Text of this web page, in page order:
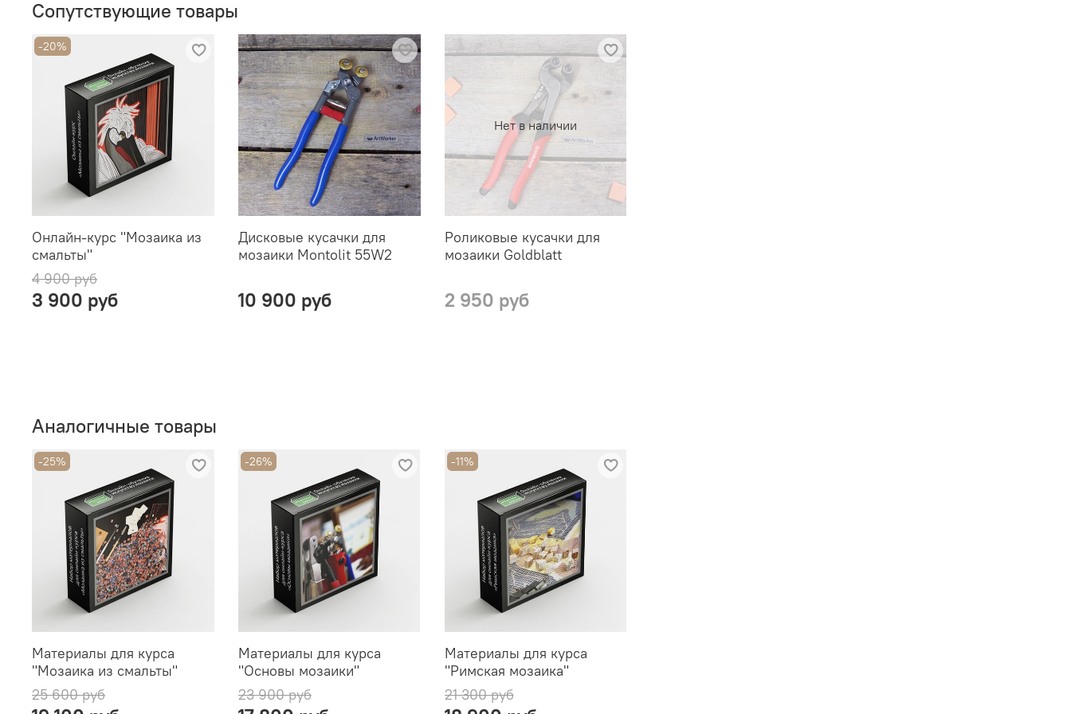
55W2 (Италия)
*Фотография товара (коробки) не отображает реальную упаковку товара.
Сопутствующие товары
-20%
Онлайн-курс "Мозаика из
смальты"
4 900 руб
3 900 руб
Дисковые кусачки для
мозаики Montolit 55W2
10 900 руб
Нет в наличии
Роликовые кусачки для
мозаики Goldblatt
2 950 руб
Аналогичные товары
-25%
Материалы для курса
"Мозаика из смальты"
25 600 руб
-26%
Материалы для курса
"Основы мозаики"
23 900 руб
-11%
Материалы для курса
"Римская мозаика"
21 300 руб